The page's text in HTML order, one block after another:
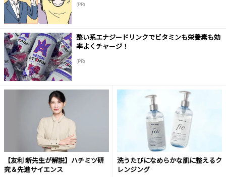
(PR)
整い系エナジードリンクでビタミンも栄養素も効
率よくチャージ！
(PR)
【友利 新先生が解説】ハチミツ研
究＆先進サイエンス
洗うたびになめらかな肌に整えるク
レンジング